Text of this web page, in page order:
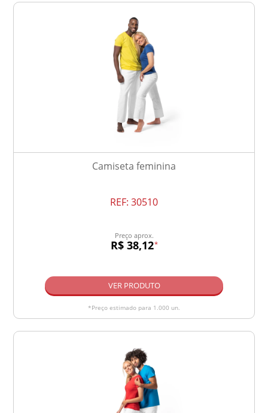
Camiseta feminina
REF: 30510
Preço aprox.
R$ 38,12*
VER PRODUTO
*Preço estimado para 1.000 un.